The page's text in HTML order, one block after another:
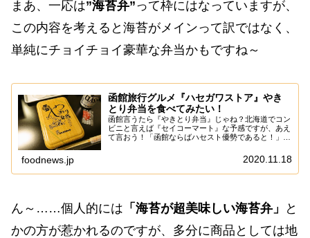
まあ、一応は”海苔弁”って枠にはなっていますが、
この内容を考えると海苔がメインって訳ではなく、
単純にチョイチョイ豪華な弁当かもですね～
函館旅行グルメ『ハセガワストア』やき
とり弁当を食べてみたい！
函館言うたら『やきとり弁当』じゃね？北海道でコン
ビニと言えば『セイコーマート』な予感ですが、あえ
て言おう！「函館ならばハセスト優勢であると！」ハ
ある函館でして、逆にコンビニは普通に『セブンイ
foodnews.jp 2020.11.18
ん～……個人的には 「海苔が超美味しい海苔弁」
と
かの方が惹かれるのですが、多分に商品としては地